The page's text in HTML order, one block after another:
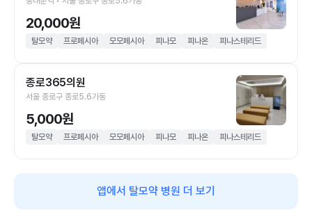
20,000원
탈모약 프로페시아 모모페시아 피나모 피나온 피나스테리드
종로365의원
서울 종로구 종로5.6가동
5,000원
탈모약 프로페시아 모모페시아 피나모 피나온 피나스테리드
앱에서 탈모약 병원 더 보기